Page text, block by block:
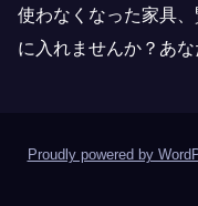
使わなくなった家具
に入れませんか？あ
Proudly powered by